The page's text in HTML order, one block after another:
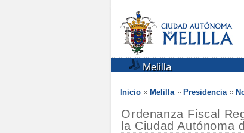
Melilla
Inicio Melilla Presidencia
Ordenanza Fiscal
la Ciudad Autónoma